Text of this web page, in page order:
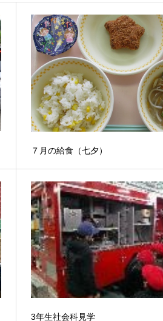
７月の給食（七夕）
3年生社会科見学